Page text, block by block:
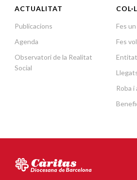
ACTUALITAT
Publicacions
Agenda
Observatori de la Realitat
Social
Fes
Fes
Roba